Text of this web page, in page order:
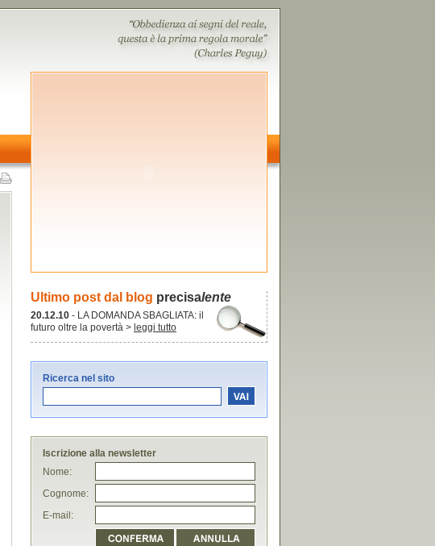
Ultimo post dal blog precisalente
20.12.10 - LA DOMANDA SBAGLIATA: il
futuro oltre la povertà > leggi tutto
Ricerca nel sito
Iscrizione alla newsletter
Nome:
Cognome:
E-mail: